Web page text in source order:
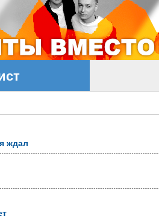
ждал